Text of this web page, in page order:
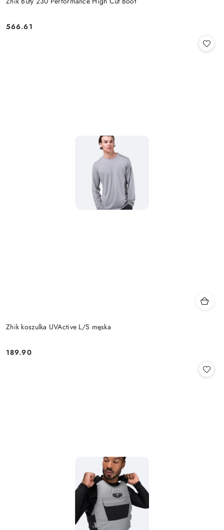
Cena:
566.61
Zhik koszulka UVActive L/S męska
Cena:
189.90